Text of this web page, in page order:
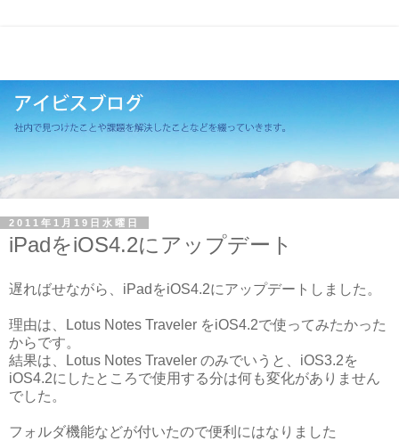
2011年1月19日水曜日
iPadをiOS4.2にアップデート
遅ればせながら、iPadをiOS4.2にアップデートしました。
理由は、Lotus Notes Traveler をiOS4.2で使ってみたかった
からです。
結果は、Lotus Notes Traveler のみでいうと、iOS3.2を
iOS4.2にしたところで使用する分は何も変化がありません
でした。
フォルダ機能などが付いたので便利にはなりました